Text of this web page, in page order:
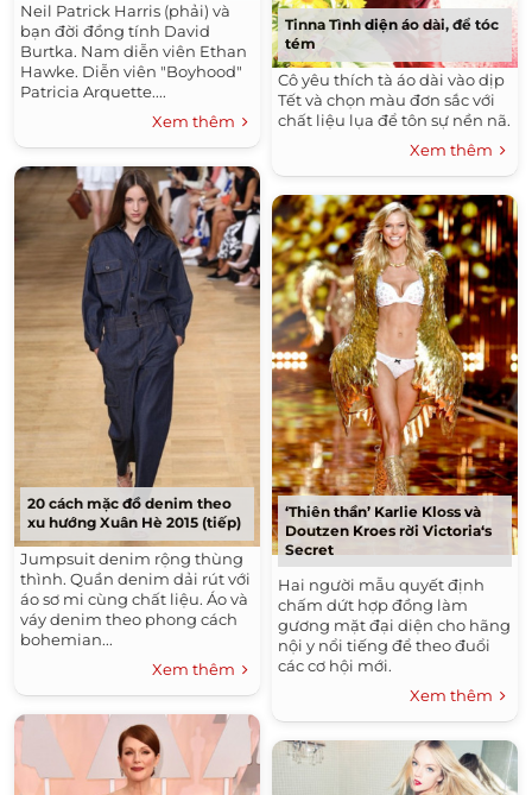
Neil Patrick Harris (phải) và
bạn đời đồng tính David
Burtka. Nam diễn viên Ethan
Hawke. Diễn viên "Boyhood"
Patricia Arquette....
Xem thêm
20 cách mặc đồ denim theo
xu hướng Xuân Hè 2015 (tiếp)
Jumpsuit denim rộng thùng
thình. Quần denim dải rút với
áo sơ mi cùng chất liệu. Áo và
váy denim theo phong cách
bohemian...
Xem thêm
Tinna Tình diện áo dài, để tóc
tém
Cô yêu thích tà áo dài vào dịp
Tết và chọn màu đơn sắc với
chất liệu lụa để tôn sự nền nã.
Xem thêm
‘Thiên thần’ Karlie Kloss và
Doutzen Kroes rời Victoria‘s
Secret
Hai người mẫu quyết định
chấm dứt hợp đồng làm
gương mặt đại diện cho hãng
nội y nổi tiếng để theo đuổi
các cơ hội mới.
Xem thêm